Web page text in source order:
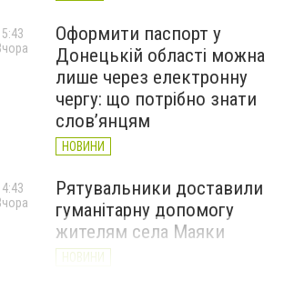
Оформити паспорт у
Донецькій області можна
лише через електронну
чергу: що потрібно знати
слов’янцям
НОВИНИ
Рятувальники доставили
гуманітарну допомогу
жителям села Маяки
НОВИНИ